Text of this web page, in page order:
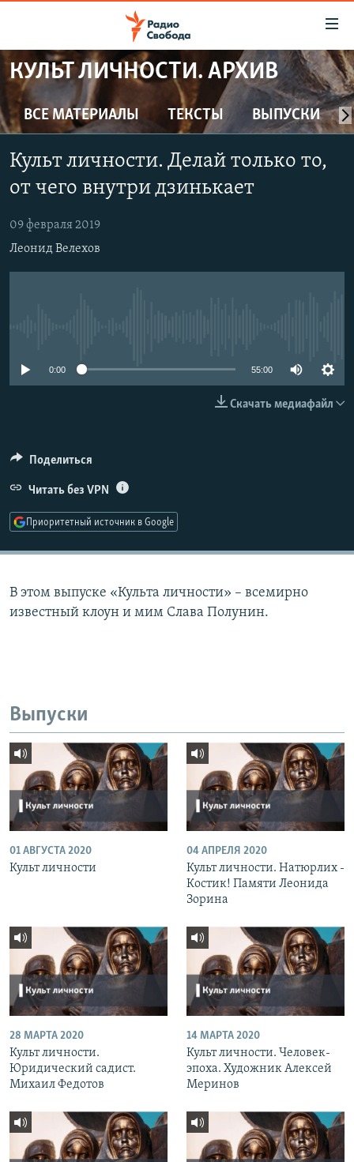
упрощенного
доступа
Вернуться
к
основному
содержанию
Вернутся
главной
навигации
Вернутся
ПРОГРАММЫ
ПОДКАСТЫ
ЦИТАТЫ СВОБОДЫ
МНЕНИЯ
КУЛЬТУРА
IDEL.РЕАЛИИ
РАСПИСАНИЕ ВЕЩАНИЯ
КУЛЬТ ЛИЧНОСТИ. АРХИВ
ВСЕ МАТЕРИАЛЫ ТЕКСТЫ ВЫПУСКИ
Культ личности. Делай только то,
от чего внутри дзинькает
09 февраля 2019
Леонид Велехов
0:00 55:00
Скачать медиафайл
Поделиться
Читать без VPN
Приоритетный источник в Google
В этом выпуске «Культа личности» – всемирно
известный клоун и мим Слава Полунин.
Выпуски
01 АВГУСТА 2020
Культ личности
04 АПРЕЛЯ 2020
Культ личности. Натюрлих -
Костик! Памяти Леонида
Зорина
28 МАРТА 2020
Культ личности.
Юридический садист.
Михаил Федотов
14 МАРТА 2020
Культ личности. Человек-
эпоха. Художник Алексей
Меринов